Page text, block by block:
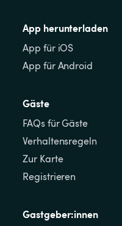
App herunterladen
App für iOS
App für Android
Gäste
FAQs für Gäste
Verhaltensregeln
Zur Karte
Registrieren
Gastgeber:innen